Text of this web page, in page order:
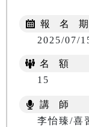
報 名
2025/07/
名 額
15
講 師
李怡臻/喜